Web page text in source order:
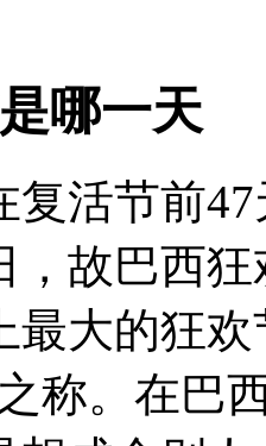
哪一天
复活节前
，故巴西
最大的狂
称。在巴